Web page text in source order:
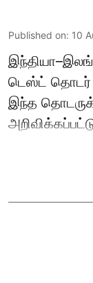
Published on: 10
டெஸ்ட் தொடர்
இந்த